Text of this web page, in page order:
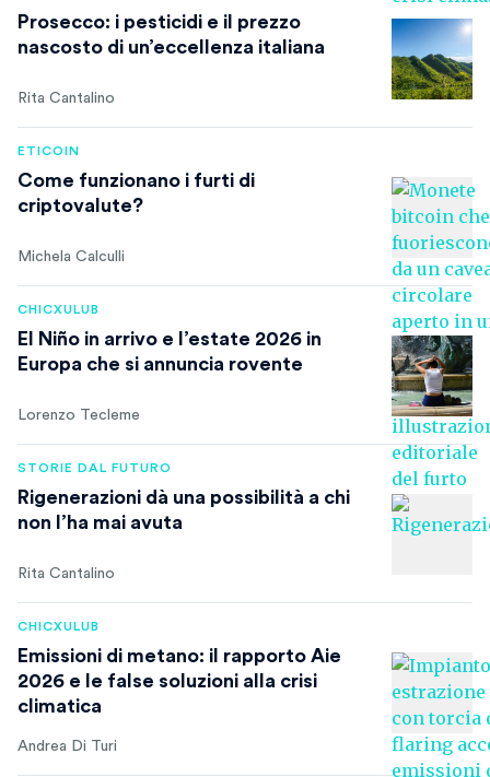
Prosecco: i pesticidi e il prezzo
nascosto di un’eccellenza italiana
Rita Cantalino
ETICOIN
Come funzionano i furti di
criptovalute?
Michela Calculli
CHICXULUB
El Niño in arrivo e l’estate 2026 in
Europa che si annuncia rovente
Lorenzo Tecleme
STORIE DAL FUTURO
Rigenerazioni dà una possibilità a chi
non l’ha mai avuta
Rita Cantalino
CHICXULUB
Emissioni di metano: il rapporto Aie
2026 e le false soluzioni alla crisi
climatica
Andrea Di Turi